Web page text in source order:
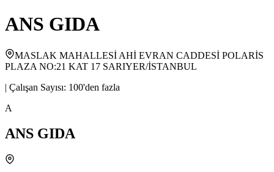
ANS GIDA
MASLAK MAHALLESİ AHİ EVRAN CADDESİ POLARİS
PLAZA NO:21 KAT 17 SARIYER/İSTANBUL
| Çalışan Sayısı: 100'den fazla
A
ANS GIDA